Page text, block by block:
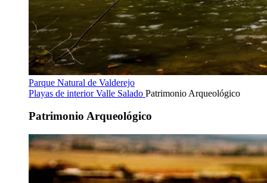
Parque Natural de Valderejo
Playas de interiorValle Salado Patrimonio Arqueológico
Patrimonio Arqueológico